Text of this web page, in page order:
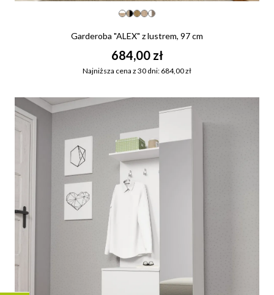
Garderoba "ALEX" z lustrem, 97 cm
684,00 zł
Najniższa cena z 30 dni: 684,00 zł